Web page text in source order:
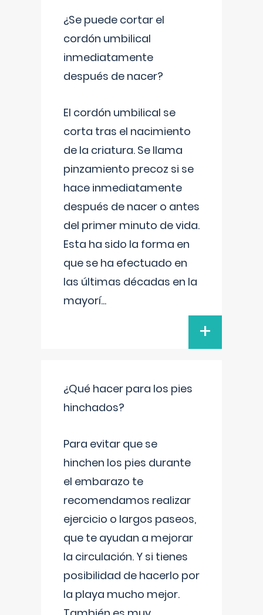
¿Se puede cortar el
cordón umbilical
inmediatamente
después de nacer?
El cordón umbilical se
corta tras el nacimiento
de la criatura. Se llama
pinzamiento precoz si se
hace inmediatamente
después de nacer o antes
del primer minuto de vida.
Esta ha sido la forma en
que se ha efectuado en
las últimas décadas en la
mayorí...
+
¿Qué hacer para los pies
hinchados?
Para evitar que se
hinchen los pies durante
el embarazo te
recomendamos realizar
ejercicio o largos paseos,
que te ayudan a mejorar
la circulación. Y si tienes
posibilidad de hacerlo por
la playa mucho mejor.